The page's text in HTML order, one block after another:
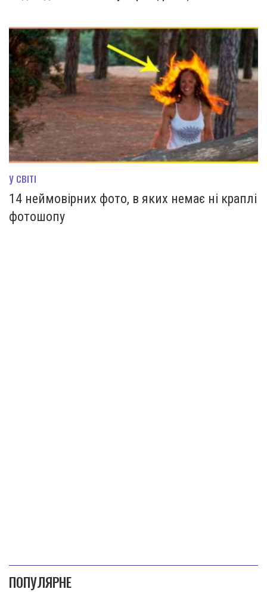
У СВІТІ
14 неймовірних фото, в яких немає ні краплі
фотошопу
ПОПУЛЯРНЕ